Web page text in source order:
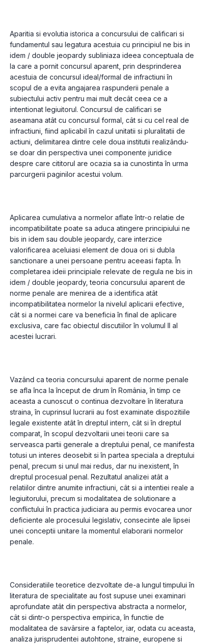
Aparitia si evolutia istorica a concursului de calificari si
fundamentul sau legatura acestuia cu principiul ne bis in
idem / double jeopardy subliniaza ideea conceptuala de
la care a pornit concursul aparent, prin desprinderea
acestuia de concursul ideal/formal de infractiuni în
scopul de a evita angajarea raspunderii penale a
subiectului activ pentru mai mult decât ceea ce a
intentionat legiuitorul. Concursul de calificari se
aseamana atât cu concursul formal, cât si cu cel real de
infractiuni, fiind aplicabil în cazul unitatii si pluralitatii de
actiuni, delimitarea dintre cele doua institutii realizându-
se doar din perspectiva unei componente juridice
despre care cititorul are ocazia sa ia cunostinta în urma
parcurgerii paginilor acestui volum.
Aplicarea cumulativa a normelor aflate într-o relatie de
incompatibilitate poate sa aduca atingere principiului ne
bis in idem sau double jeopardy, care interzice
valorificarea aceluiasi element de doua ori si dubla
sanctionare a unei persoane pentru aceeasi fapta. În
completarea ideii principiale relevate de regula ne bis in
idem / double jeopardy, teoria concursului aparent de
norme penale are menirea de a identifica atât
incompatibilitatea normelor la nivelul aplicarii efective,
cât si a normei care va beneficia în final de aplicare
exclusiva, care fac obiectul discutiilor în volumul II al
acestei lucrari.
Vazând ca teoria concursului aparent de norme penale
se afla înca la început de drum în România, în timp ce
aceasta a cunoscut o continua dezvoltare în literatura
straina, în cuprinsul lucrarii au fost examinate dispozitiile
legale existente atât în dreptul intern, cât si în dreptul
comparat, în scopul dezvoltarii unei teorii care sa
serveasca partii generale a dreptului penal, ce manifesta
totusi un interes deosebit si în partea speciala a dreptului
penal, precum si unul mai redus, dar nu inexistent, în
dreptul procesual penal. Rezultatul analizei atât a
relatiilor dintre anumite infractiuni, cât si a intentiei reale a
legiuitorului, precum si modalitatea de solutionare a
conflictului în practica judiciara au permis evocarea unor
deficiente ale procesului legislativ, consecinte ale lipsei
unei conceptii unitare la momentul elaborarii normelor
penale.
Consideratiile teoretice dezvoltate de-a lungul timpului în
literatura de specialitate au fost supuse unei examinari
aprofundate atât din perspectiva abstracta a normelor,
cât si dintr-o perspectiva empirica, în functie de
modalitatea de savârsire a faptelor, iar, odata cu aceasta,
analiza jurisprudentei autohtone, straine, europene si